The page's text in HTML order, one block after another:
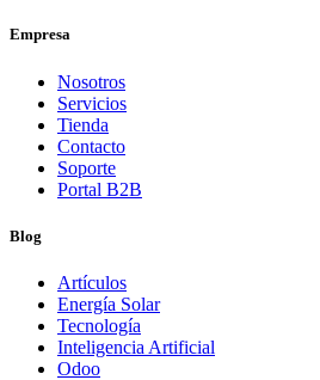
Empresa
Nosotros
Servicios
Tienda
Contacto
Soporte
Portal B2B
Blog
Artículos
Energía Solar
Tecnología
Inteligencia Artificial
Odoo